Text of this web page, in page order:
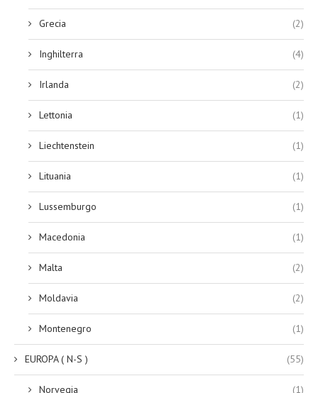
Grecia (2)
Inghilterra (4)
Irlanda (2)
Lettonia (1)
Liechtenstein (1)
Lituania (1)
Lussemburgo (1)
Macedonia (1)
Malta (2)
Moldavia (2)
Montenegro (1)
EUROPA ( N-S ) (55)
Norvegia (1)